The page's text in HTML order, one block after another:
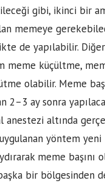
gibi, ikinci bir
memeye
de yapılabilir.
meme küçültme,
olabilir. Meme
2–3 ay sonra
anestezi altında
yöntem
meme başını
bir bölgesinden